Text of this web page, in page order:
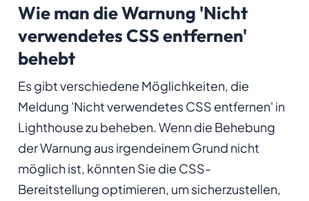
Wie man die Warnung 'Nicht
verwendetes CSS entfernen'
behebt
Es gibt verschiedene Möglichkeiten, die
Meldung 'Nicht verwendetes CSS entfernen' in
Lighthouse zu beheben. Wenn die Behebung
der Warnung aus irgendeinem Grund nicht
möglich ist, könnten Sie die CSS-
Bereitstellung optimieren, um sicherzustellen,